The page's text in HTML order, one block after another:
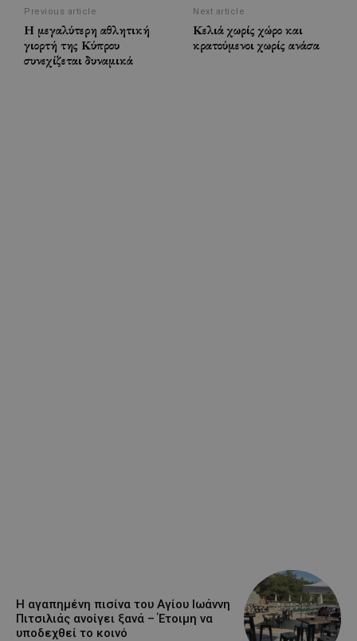
Previous article
Η μεγαλύτερη αθλητική
γιορτή της Κύπρου
συνεχίζεται δυναμικά
Next article
Κελιά χωρίς χώρο και
κρατούμενοι χωρίς ανάσα
Η αγαπημένη πισίνα του Αγίου Ιωάννη
Πιτσιλιάς ανοίγει ξανά – Έτοιμη να
υποδεχθεί το κοινό